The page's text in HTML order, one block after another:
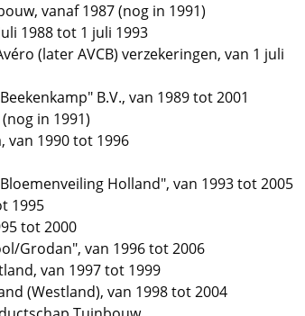
vanaf 1987 (nog in 1991)
1988 tot 1 juli 1993
(later AVCB) verzekeringen, van 1 juli
B.V., van 1989 tot 2001
in 1991)
van 1990 tot 1996
Holland", van 1993 tot 2005
1995
tot 2000
Grodan", van 1996 tot 2006
van 1997 tot 1999
(Westland), van 1998 tot 2004